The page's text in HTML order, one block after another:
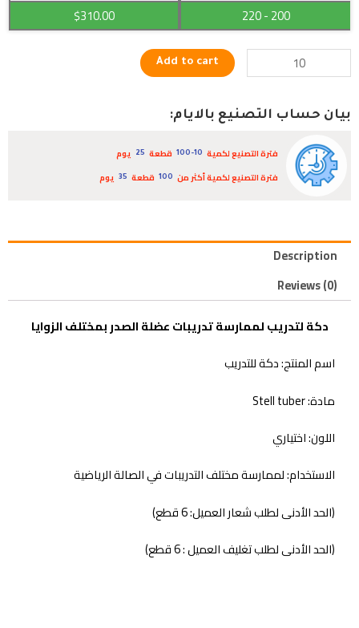
200
- 220
$310.00
Add to cart
بيان حساب التصنيع بالايام:
فترة التصنيع لكمية 100-10 قطعة 25
يوم
فترة التصنيع لكمية أكثر من
100 قطعة 35 يوم
Description
Reviews (0)
دكة لتدريب لممارسة تدريبات عضلة الصدر بمختلف الزوايا
اسم المنتج: دكة للتدريب
مادة: Stell tuber
اللون: اختياري
الاستخدام: لممارسة مختلف التدريبات في الصالة الرياضية
(الحد الأدنى لطلب شعار العميل: 6 قطع)
(الحد الأدنى لطلب تغليف العميل : 6 قطع)